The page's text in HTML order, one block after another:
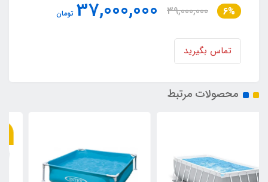
6%
39,000,000
37,000,000 تومان
تماس بگیرید
محصولات مرتبط